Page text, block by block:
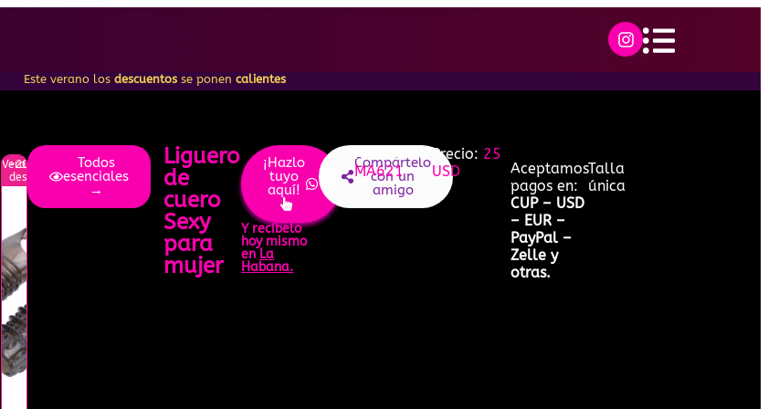
Este verano los descuentosse ponen calientes
Verano
-20%
descuento
Todos
esenciales
→
Liguero
de
cuero
Sexy
para
mujer
¡Hazlo
tuyo
aquí!
Y recíbelo
hoy mismo
en La
Habana.
Compártelo
con un
amigo
Referencia:
MA621
Precio: 25
USD
Aceptamos
pagos en:
CUP – USD
– EUR –
PayPal –
Zelle y
otras.
Talla
única